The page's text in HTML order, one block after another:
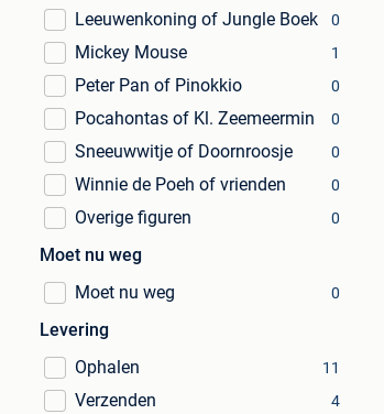
Leeuwenkoning of Jungle Boek 0
Mickey Mouse 1
Peter Pan of Pinokkio 0
Pocahontas of Kl. Zeemeermin 0
Sneeuwwitje of Doornroosje 0
Winnie de Poeh of vrienden 0
Overige figuren 0
Moet nu weg
Moet nu weg
0
Levering
Ophalen
11
Verzenden 4